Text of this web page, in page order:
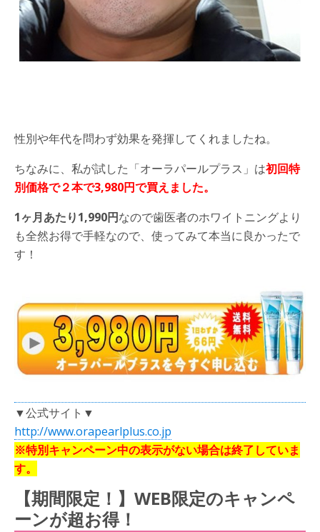
性別や年代を問わず効果を発揮してくれましたね。
ちなみに、私が試した「オーラパールプラス」は初回特
別価格で２本で3,980円で買えました。
1ヶ月あたり1,990円なので歯医者のホワイトニングより
も全然お得で手軽なので、使ってみて本当に良かったで
す！
▼公式サイト▼
http://www.orapearlplus.co.jp
※特別キャンペーン中の表示がない場合は終了していま
す。
【期間限定！】 WEB限定のキャンペ
ーンが超お得！